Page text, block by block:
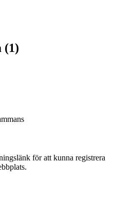
(1)
för att kunna registrera